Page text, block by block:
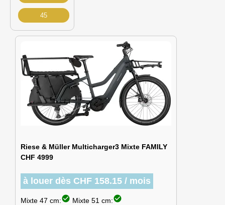
45
Riese & Müller Multicharger3 Mixte FAMILY
CHF 4999
à louer dès CHF 158.15 / mois
Mixte 47 cm:check_circle Mixte 51 cm:check_circle